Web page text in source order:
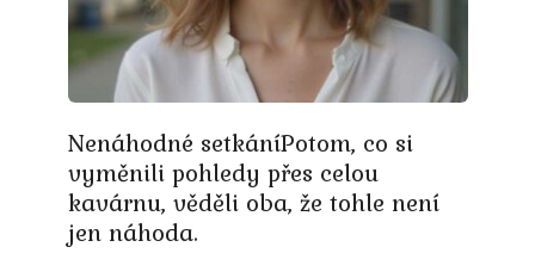
Nenáhodné setkáníPotom, co si
vyměnili pohledy přes celou
kavárnu, věděli oba, že tohle není
jen náhoda.